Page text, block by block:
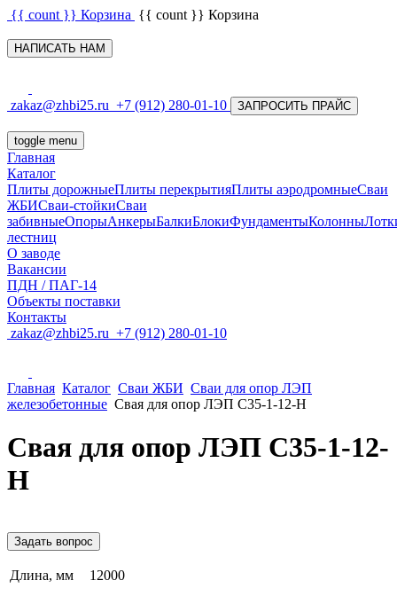
{{ count }} Корзина {{ count }} Корзина
НАПИСАТЬ НАМ
zakaz@zhbi25.ru +7 (912) 280-01-10 ЗАПРОСИТЬ ПРАЙС
toggle menu
Главная
Каталог
Плиты дорожныеПлиты перекрытияПлиты аэродромныеСваи
ЖБИСваи-стойкиСваи
забивныеОпорыАнкерыБалкиБлокиФундаментыКолонны
лестниц
О заводе
Вакансии
ПДН / ПАГ-14
Объекты поставки
Контакты
zakaz@zhbi25.ru +7 (912) 280-01-10
Главная Каталог Сваи ЖБИ Сваи для опор ЛЭП
железобетонные Свая для опор ЛЭП С35-1-12-Н
Свая для опор ЛЭП С35-1-12-
Н
Задать вопрос
Длина, мм 12000